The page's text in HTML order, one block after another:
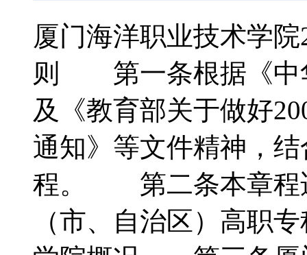
厦门海洋职业技术学
则 第一条根据《中
及《教育部关于做好
通知》等文件精神，
程。 第二条本章程
（市、自治区）高